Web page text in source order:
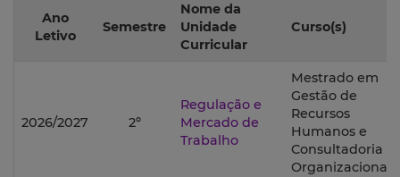
Ano
Letivo
Semestre
Nome da
Unidade
Curricular
Curso(s)
2026/2027 2º
Regulação e
Mercado de
Trabalho
Mestrado em
Gestão de
Recursos
Humanos e
Consultadoria
Organizacional;